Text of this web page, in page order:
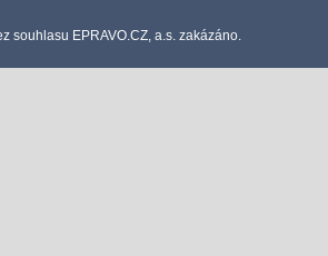
souhlasu EPRAVO.CZ, a.s. zakázáno.